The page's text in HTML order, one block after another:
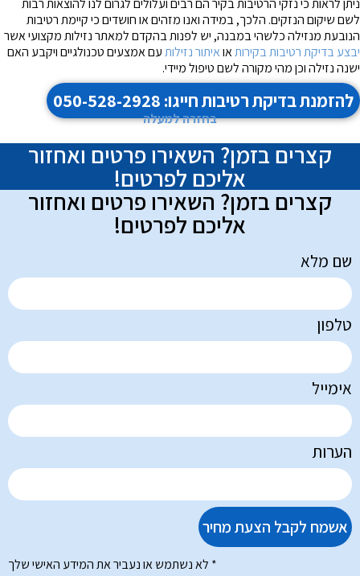
לשם שיקום הנזקים. הלכך, במידה ואנו מזהים או חושדים כי קיימת רטיבות
הנובעת מנזילה כלשהי במבנה, יש לפנות בהקדם למאתר נזילות מקצועי אשר
יבצע בדיקת רטיבות בקירותאואיתור נזילותעם אמצעים טכנולגיים ויקבע האם
ישנה נזילה וכן מהי מקורה לשם טיפול מיידי.
להזמנת בדיקת רטיבות חייגו: 050-528-2928
בחזרה למעלה
קצרים בזמן? השאירו פרטים ואחזור
אליכם לפרטים!
קצרים בזמן? השאירו פרטים ואחזור
אליכם לפרטים!
שם מלא
טלפון
אימייל
הערות
אשמח לקבל הצעת מחיר
* לא נשתמש או נעביר את המידע האישי שלך